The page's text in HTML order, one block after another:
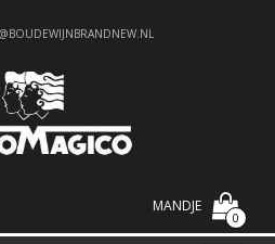
MANDJE
0